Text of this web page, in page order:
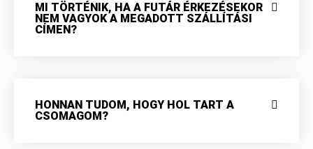
MI TÖRTÉNIK, HA A FUTÁR ÉRKEZÉSEKOR
NEM VAGYOK A MEGADOTT SZÁLLÍTÁSI
CÍMEN?
HONNAN TUDOM, HOGY HOL TART A
CSOMAGOM?